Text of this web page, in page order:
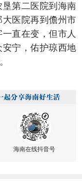
第二医院到海南
医院再到儋州市
直在变，但市人
宁，佑护琼西地
海南在线抖音号